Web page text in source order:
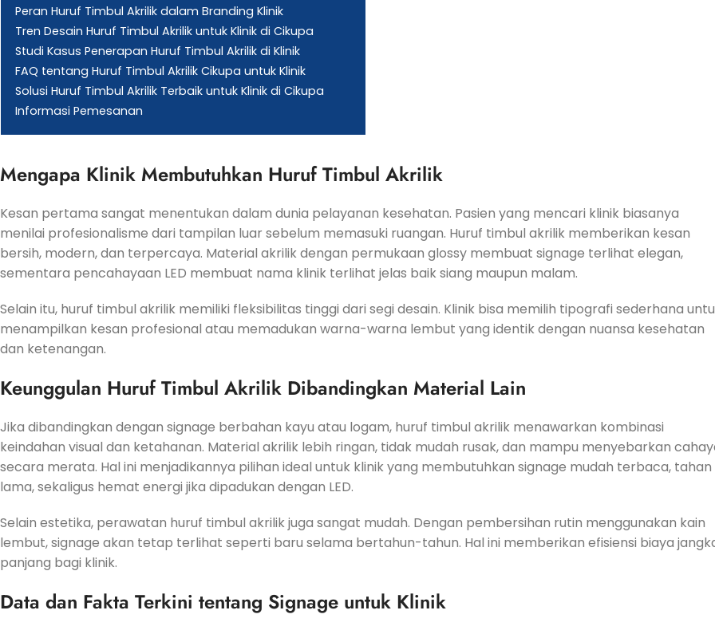
Peran Huruf Timbul Akrilik dalam Branding Klinik
Tren Desain Huruf Timbul Akrilik untuk Klinik di Cikupa
Studi Kasus Penerapan Huruf Timbul Akrilik di Klinik
FAQ tentang Huruf Timbul Akrilik Cikupa untuk Klinik
Solusi Huruf Timbul Akrilik Terbaik untuk Klinik di Cikupa
Informasi Pemesanan
Mengapa Klinik Membutuhkan Huruf Timbul Akrilik
Kesan pertama sangat menentukan dalam dunia pelayanan kesehatan. Pasien yang mencari klinik biasanya
menilai profesionalisme dari tampilan luar sebelum memasuki ruangan. Huruf timbul akrilik memberikan kesan
bersih, modern, dan terpercaya. Material akrilik dengan permukaan glossy membuat signage terlihat elegan,
sementara pencahayaan LED membuat nama klinik terlihat jelas baik siang maupun malam.
Selain itu, huruf timbul akrilik memiliki fleksibilitas tinggi dari segi desain. Klinik bisa memilih tipografi sederhana
menampilkan kesan profesional atau memadukan warna-warna lembut yang identik dengan nuansa kesehatan
dan ketenangan.
Keunggulan Huruf Timbul Akrilik Dibandingkan Material Lain
Jika dibandingkan dengan signage berbahan kayu atau logam, huruf timbul akrilik menawarkan kombinasi
keindahan visual dan ketahanan. Material akrilik lebih ringan, tidak mudah rusak, dan mampu menyebarkan
secara merata. Hal ini menjadikannya pilihan ideal untuk klinik yang membutuhkan signage mudah terbaca, tahan
lama, sekaligus hemat energi jika dipadukan dengan LED.
Selain estetika, perawatan huruf timbul akrilik juga sangat mudah. Dengan pembersihan rutin menggunakan kain
lembut, signage akan tetap terlihat seperti baru selama bertahun-tahun. Hal ini memberikan efisiensi biaya
panjang bagi klinik.
Data dan Fakta Terkini tentang Signage untuk Klinik